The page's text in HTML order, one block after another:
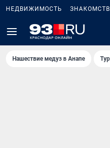
НЕДВИЖИМОСТЬ
Нашествие медуз в Анапе